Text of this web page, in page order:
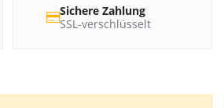
Sichere Zahlung
SSL-verschlüsselt